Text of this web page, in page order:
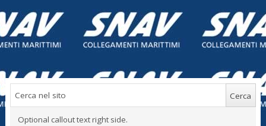
Optional callout text right side.